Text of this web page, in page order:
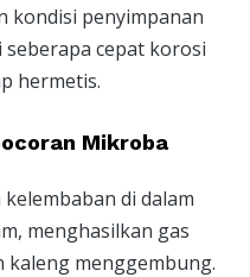
kondisi penyimpanan
cepat korosi
hermetis.
Mikroba
di dalam
menghasilkan gas
kaleng menggembung.